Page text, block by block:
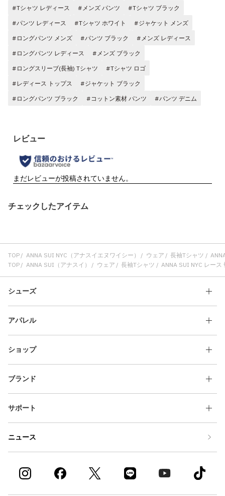
#Tシャツ レディース
#メンズ パンツ
#Tシャツ ブラック
#パンツ レディース
#Tシャツ ホワイト
#ジャケット メンズ
#ロングパンツ メンズ
#パンツ ブラック
#メンズ レディース
#ロングパンツ レディース
#メンズ ブラック
#ロングスリーブ(長袖) Tシャツ
#Tシャツ ロゴ
#レディース トップス
#ジャケット ブラック
#ロングパンツ ブラック
#コットン素材 パンツ #パンツ デニム
チェックしたアイテム
TOP ANNA SUI NYC（アナスイエヌワイシー） ウェア 長袖Tシャツ
TOP
ANNA SUI（アナスイ） ウェア 長袖Tシャツ ANNA SUI NYC レース
シューズ
アパレル
ショップ
ブランド
サポート
ニュース